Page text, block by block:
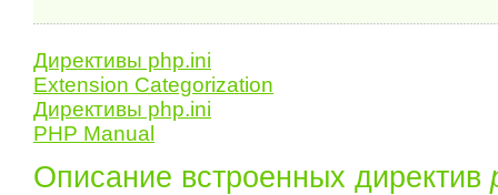
Директивы php.ini
Extension Categorization
Директивы php.ini
PHP Manual
Описание встроенных директив